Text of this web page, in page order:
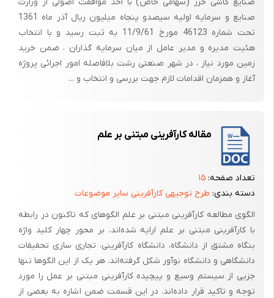
صنایع و سرمایه اولیه سیصدو پنجاه میلیون ریال آذر ماه 1361
تحت شماره 46123 مورخ 11/9/61 به ثبت رسید و با انتخاب
هئیت مدیره و مدیر عامل از میان سرمایه گذاران ، ضمن خرید
زمین مورد نیاز ، در شهر صنعتی رشت بلافاصله امور اجرائی پروژه
آغاز و همزمان اقدامات لازم جهت بررسی و انتخاب و ...
مقاله کارآفرینی مبتنی بر علم
تعداد صفحه: ۱۵
دسته بندی: طرح توجیهی کارآفرینی سایر موضوعات
الگوی مطالعه کارآفرینی مبتنی بر علم الگوهای که تاکنون در رابطه
با کارآفرینی مبتنی بر علم ارایه شده‌اند، بر محور چهار کلید واژه
بنگاه مشتق از دانشگاه، دانشگاه کارآفرینی، تجاری سازی تحقیقات
دانشگاهی و دانشگاه نوآور شکل گرفته‌اند. هر یک از این الگوها تنها
جزیی از سیستم وسیع و پیچیده کارآفرینی مبتنی بر عمل را مورد
توجه و تاکید قرار داده‌اند. در این قسمت ضمن اشاره به بعضی از